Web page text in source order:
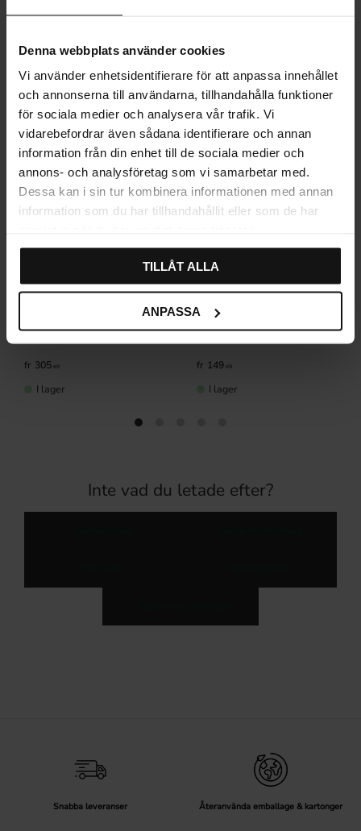
Denna webbplats använder cookies
Vi använder enhetsidentifierare för att anpassa innehållet
och annonserna till användarna, tillhandahålla funktioner
för sociala medier och analysera vår trafik. Vi
vidarebefordrar även sådana identifierare och annan
information från din enhet till de sociala medier och
annons- och analysföretag som vi samarbetar med.
Dessa kan i sin tur kombinera informationen med annan
information som du har tillhandahållit eller som de har
TILLÅT ALLA
ANPASSA
Relaterade produkter
WC-beslag 262 Krom
305KR
I lager
Dörrhandtag Rängen Krom
149KR
I lager
Inte vad du letade efter?
Snabba leveranser Återanvända emballage & kartonger